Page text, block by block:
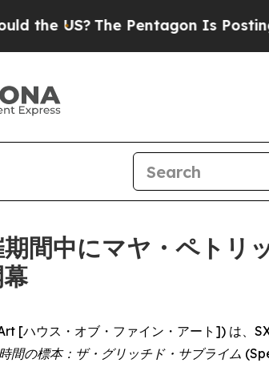
US?The Pentagon Is Posting
間中にマヤ・ペトリ
ハウス・オブ・ファイン・アート]) は、
時間の標本：ザ・グリッチド・サブライム